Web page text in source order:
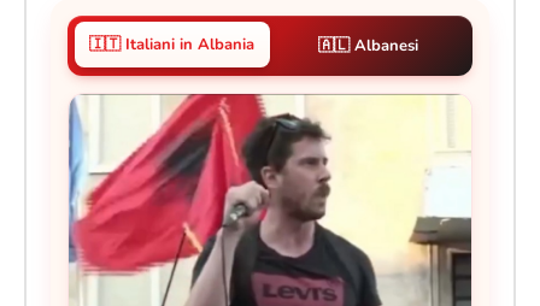
🇮🇹 Italiani in Albania 🇦🇱 Albanesi